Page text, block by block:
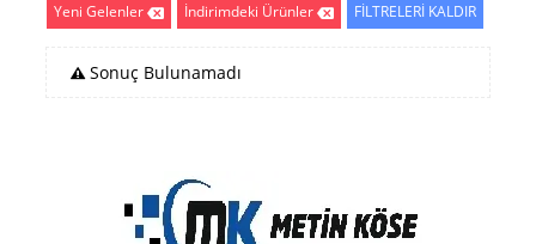
Yeni Gelenler
İndirimdeki Ürünler FİLTRELERİ KALDIR
Sonuç Bulunamadı